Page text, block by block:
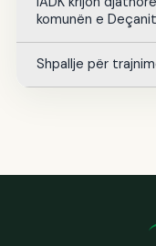
komunën e
Shpallje për